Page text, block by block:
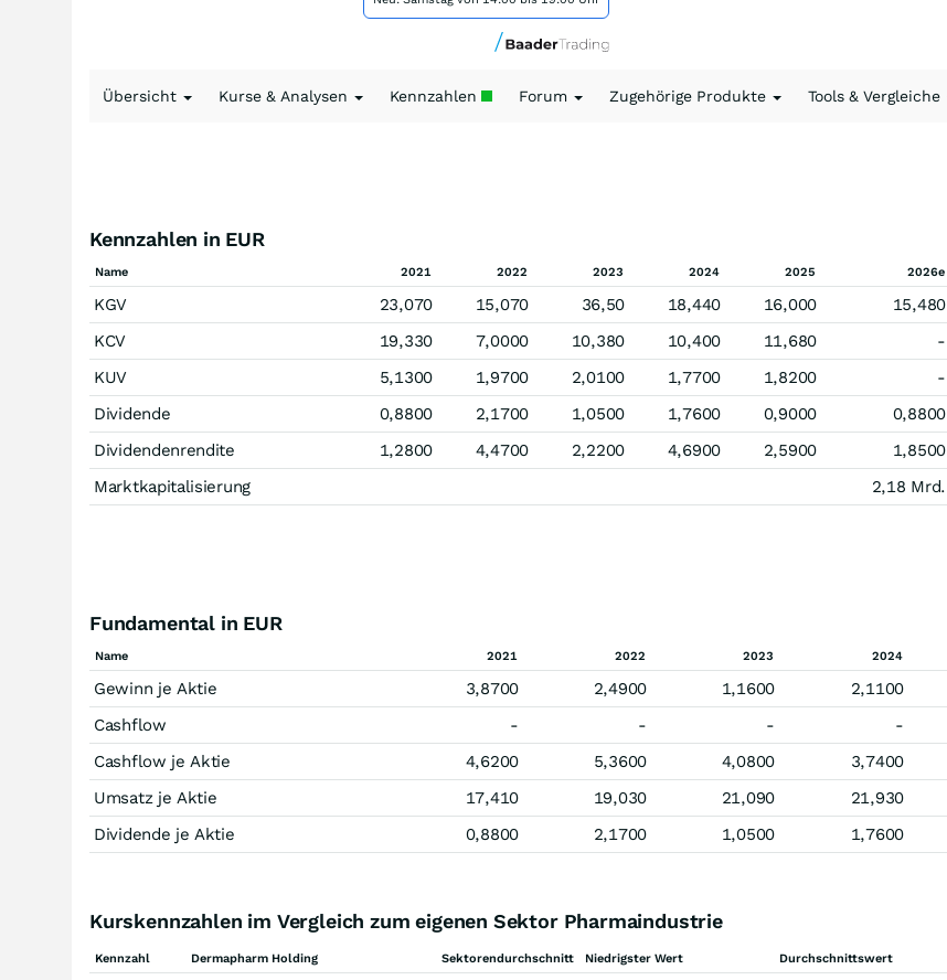
Übersicht Kurse & Analysen Kennzahlen Forum Zugehörige Produkte Tools & Vergleiche
Kennzahlen in EUR
Name 2021 2022 2023 2024 2025 2026e
KGV 23,070 15,070 36,50 18,440 16,000
15,480
KCV
19,330 7,0000 10,380 10,400 11,680
-
KUV
5,1300 1,9700 2,0100 1,7700 1,8200
-
Dividende
0,8800 2,1700 1,0500 1,7600 0,9000
0,8800
Dividendenrendite
1,2800 4,4700 2,2200 4,6900 2,5900
1,8500
Marktkapitalisierung
2,18 Mrd.
Fundamental in EUR
Name 2021 2022 2023 2024
Gewinn je Aktie 3,8700 2,4900 1,1600 2,1100
Cashflow
- - - -
Cashflow je Aktie
4,6200 5,3600 4,0800 3,7400
Umsatz je Aktie
17,410 19,030 21,090 21,930
Dividende je Aktie
0,8800 2,1700 1,0500 1,7600
Kurskennzahlen im Vergleich zum eigenen Sektor Pharmaindustrie
Kennzahl Dermapharm Holding Sektorendurchschnitt Niedrigster Wert Durchschnittswert